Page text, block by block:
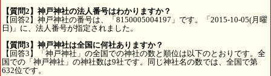
【質問2】神戸神社の法人番号はわかりますか？
【回答2】神戸神社の番号は、「8150005004197」です。「2015-10-05(月曜
日)」に、法人番号が指定されました。
【質問3】神戸神社は全国に何社ありますか？
【回答3】「神戸神社」の全国での神社の数と順位は以下のとおりです。全
国での「神戸神社」の神社数は9社です。同じ神社名の数では、全国で第
632位です。